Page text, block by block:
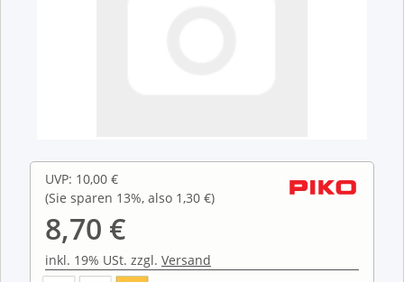
UVP: 10,00 €
(Sie sparen 13%, also 1,30 €)
8,70 €
inkl. 19% USt. zzgl. Versand